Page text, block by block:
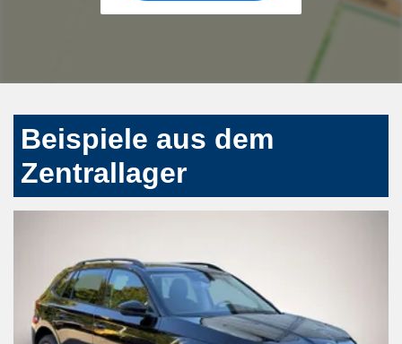
Beispiele aus dem
Zentrallager